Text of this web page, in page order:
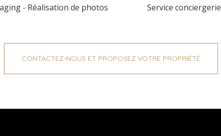
- Réalisation de photos Service conciergerie
CONTACTEZ-NOUS ET PROPOSEZ VOTRE PROPRIÉTÉ